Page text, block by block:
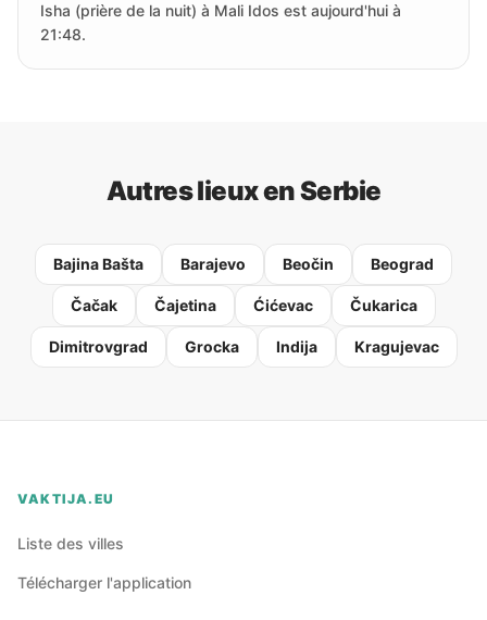
Isha (prière de la nuit) à Mali Idos est aujourd'hui à
21:48.
Autres lieux en Serbie
Bajina Bašta Barajevo Beočin Beograd
Čačak Čajetina Ćićevac Čukarica
Dimitrovgrad Grocka Indija Kragujevac
VAKTIJA.EU
Liste des villes
Télécharger l'application